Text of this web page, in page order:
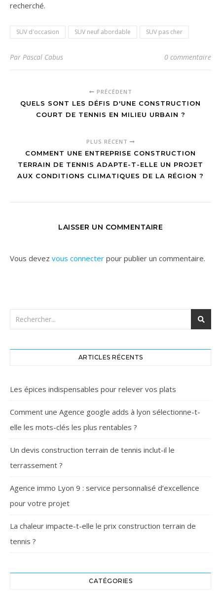
recherché.
SUV d'occasion SUV neuf abordable SUV pas cher
Par Pascal Cabus 0 commentaire
PRÉCÉDENT
QUELS SONT LES DÉFIS D'UNE CONSTRUCTION
COURT DE TENNIS EN MILIEU URBAIN ?
PLUS RÉCENT
COMMENT UNE ENTREPRISE CONSTRUCTION
TERRAIN DE TENNIS ADAPTE-T-ELLE UN PROJET
AUX CONDITIONS CLIMATIQUES DE LA RÉGION ?
LAISSER UN COMMENTAIRE
Vous devez vous connecter pour publier un commentaire.
ARTICLES RÉCENTS
Les épices indispensables pour relever vos plats
Comment une Agence google adds à lyon sélectionne-t-
elle les mots-clés les plus rentables ?
Un devis construction terrain de tennis inclut-il le
terrassement ?
Agence immo Lyon 9 : service personnalisé d’excellence
pour votre projet
La chaleur impacte-t-elle le prix construction terrain de
tennis ?
CATÉGORIES